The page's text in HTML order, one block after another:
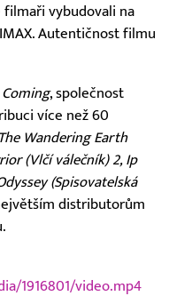
vybudovali na
Autentičnost filmu
, společnost
více než 60
The Wandering Earth
(Vlčí válečník) 2, Ip
(Spisovatelská
distributorům
1916801/video.mp4